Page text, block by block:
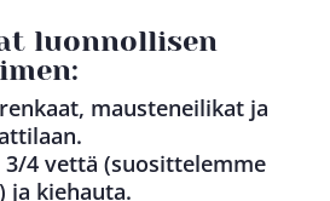
luonnollisen
mausteneilikat ja
3/4 vettä (suosittelemme
ja kiehauta.